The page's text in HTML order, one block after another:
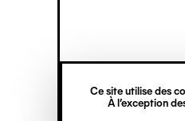
Ce site utilise des
À l’exception
verticale